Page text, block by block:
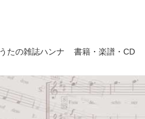
うたの雑誌ハンナ 書籍・楽譜・CD